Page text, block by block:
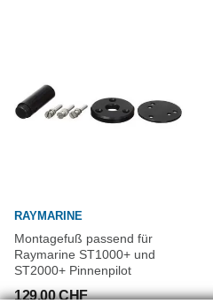
RAYMARINE
Montagefuß passend für
Raymarine ST1000+ und
ST2000+ Pinnenpilot
129,00 CHF